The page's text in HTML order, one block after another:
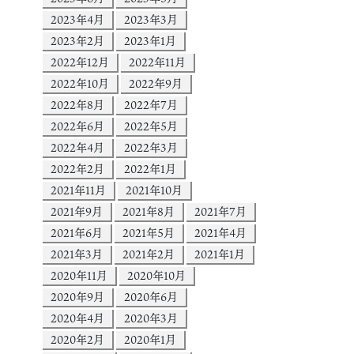
2023年4月
2023年3月
2023年2月
2023年1月
2022年12月
2022年11月
2022年10月
2022年9月
2022年8月
2022年7月
2022年6月
2022年5月
2022年4月
2022年3月
2022年2月
2022年1月
2021年11月
2021年10月
2021年9月
2021年8月
2021年7月
2021年6月
2021年5月
2021年4月
2021年3月
2021年2月
2021年1月
2020年11月
2020年10月
2020年9月
2020年6月
2020年4月
2020年3月
2020年2月
2020年1月